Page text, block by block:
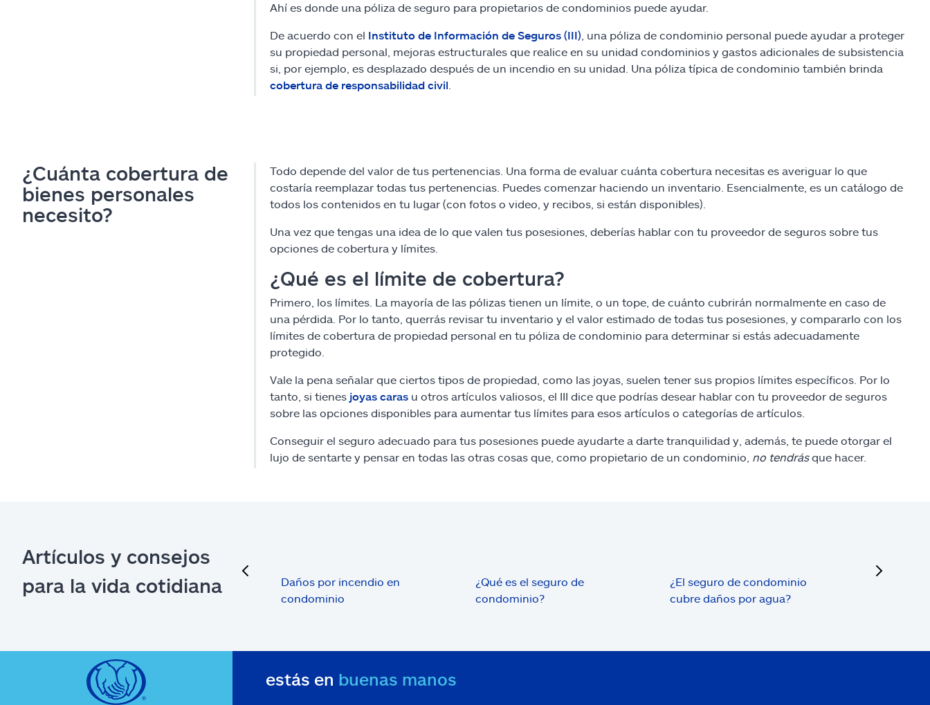
Ahí es donde una póliza de seguro para propietarios de condominios puede ayudar.
De acuerdo con el Instituto de Información de Seguros (III) , una póliza de condominio personal puede ayudar a proteger
su propiedad personal, mejoras estructurales que realice en su unidad condominios y gastos adicionales de subsistencia
si, por ejemplo, es desplazado después de un incendio en su unidad. Una póliza típica de condominio también brinda
cobertura de responsabilidad civil
¿Cuánta cobertura de
bienes personales
necesito?
Todo depende del valor de tus pertenencias. Una forma de evaluar cuánta cobertura necesitas es averiguar lo que
costaría reemplazar todas tus pertenencias. Puedes comenzar haciendo un inventario. Esencialmente, es un catálogo de
todos los contenidos en tu lugar (con fotos o video, y recibos, si están disponibles).
Una vez que tengas una idea de lo que valen tus posesiones, deberías hablar con tu proveedor de seguros sobre tus
opciones de cobertura y límites.
¿Qué es el límite de cobertura?
Primero, los límites. La mayoría de las pólizas tienen un límite, o un tope, de cuánto cubrirán normalmente en caso de
una pérdida. Por lo tanto, querrás revisar tu inventario y el valor estimado de todas tus posesiones, y compararlo con los
límites de cobertura de propiedad personal en tu póliza de condominio para determinar si estás adecuadamente
protegido.
Vale la pena señalar que ciertos tipos de propiedad, como las joyas, suelen tener sus propios límites específicos. Por lo
tanto, si tienes joyas carasu otros artículos valiosos, el III dice que podrías desear hablar con tu proveedor de seguros
sobre las opciones disponibles para aumentar tus límites para esos artículos o categorías de artículos.
Conseguir el seguro adecuado para tus posesiones puede ayudarte a darte tranquilidad y, además, te puede otorgar el
lujo de sentarte y pensar en todas las otras cosas que, como propietario de un condominio, no tendrásque hacer.
Artículos y consejos
para la vida cotidiana
Daños por incendio en
condominio
¿Qué es el seguro de
condominio?
¿El seguro de condominio
cubre daños por agua?
next
estás en buenas manos